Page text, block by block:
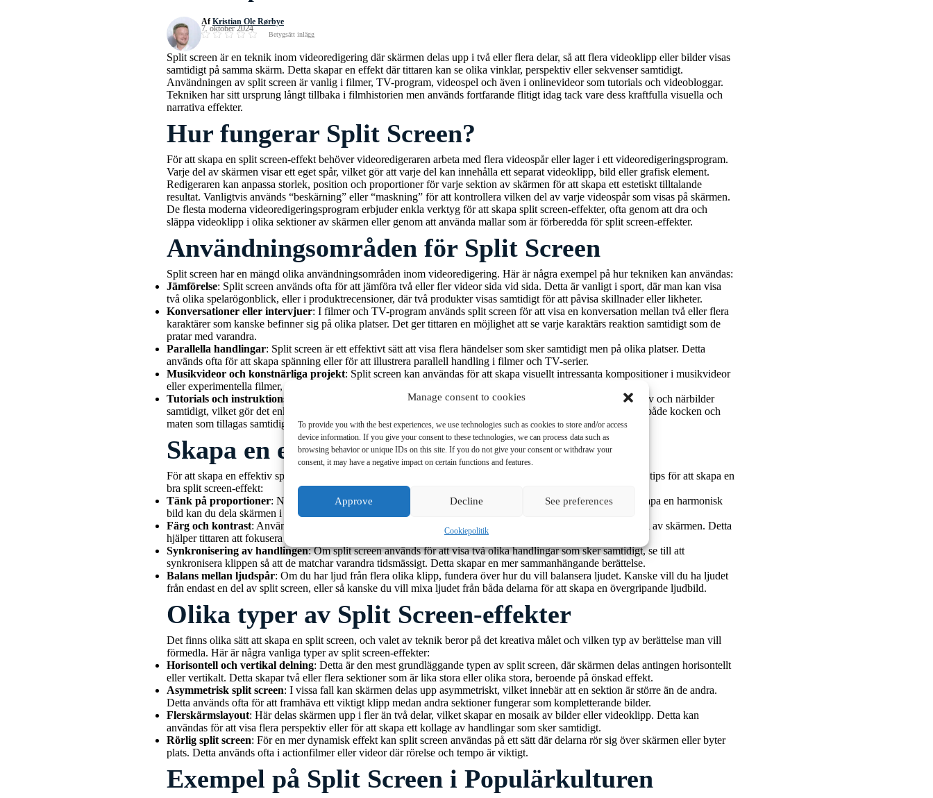
Manage consent to cookies
To provide you with the best experiences, we use technologies such as cookies to store and/or access
device information. If you give your consent to these technologies, we can process data such as
browsing behavior or unique IDs on this site. If you do not give your consent or withdraw your
consent, it may have a negative impact on certain functions and features.
Approve Decline See preferences
Cookiepolitik
AfKristian Ole Rørbye
7. oktober 2024
Betygsätt inlägg
Split screen är en teknik inom videoredigering där skärmen delas upp i två eller flera delar, så att flera videoklipp eller bilder visas
samtidigt på samma skärm. Detta skapar en effekt där tittaren kan se olika vinklar, perspektiv eller sekvenser samtidigt.
Användningen av split screen är vanlig i filmer, TV-program, videospel och även i onlinevideor som tutorials och videobloggar.
Tekniken har sitt ursprung långt tillbaka i filmhistorien men används fortfarande flitigt idag tack vare dess kraftfulla visuella och
narrativa effekter.
Hur fungerar Split Screen?
För att skapa en split screen-effekt behöver videoredigeraren arbeta med flera videospår eller lager i ett videoredigeringsprogram.
Varje del av skärmen visar ett eget spår, vilket gör att varje del kan innehålla ett separat videoklipp, bild eller grafisk element.
Redigeraren kan anpassa storlek, position och proportioner för varje sektion av skärmen för att skapa ett estetiskt tilltalande
resultat. Vanligtvis används “beskärning” eller “maskning” för att kontrollera vilken del av varje videospår som visas på skärmen.
De flesta moderna videoredigeringsprogram erbjuder enkla verktyg för att skapa split screen-effekter, ofta genom att dra och
släppa videoklipp i olika sektioner av skärmen eller genom att använda mallar som är förberedda för split screen-effekter.
Användningsområden för Split Screen
Split screen har en mängd olika användningsområden inom videoredigering. Här är några exempel på hur tekniken kan användas:
Jämförelse: Split screen används ofta för att jämföra två eller fler videor sida vid sida. Detta är vanligt i sport, där man kan visa
två olika spelarögonblick, eller i produktrecensioner, där två produkter visas samtidigt för att påvisa skillnader eller likheter.
Konversationer eller intervjuer: I filmer och TV-program används split screen för att visa en konversation mellan två eller flera
karaktärer som kanske befinner sig på olika platser. Det ger tittaren en möjlighet att se varje karaktärs reaktion samtidigt som de
pratar med varandra.
Parallella handlingar: Split screen är ett effektivt sätt att visa flera händelser som sker samtidigt men på olika platser. Detta
används ofta för att skapa spänning eller för att illustrera parallell handling i filmer och TV-serier.
Musikvideor och konstnärliga projekt: Split screen kan användas för att skapa visuellt intressanta kompositioner i musikvideor
eller experimentella filmer, där flera scener visas samtidigt för att skapa en kreativ eller konstnärlig effekt.
Tutorials och instruktionsvideor
: Många tutorials använder sig av split screen för att visa ett helhetsperspektiv och närbilder
samtidigt, vilket gör det enklare för tittaren att förstå vad som sker. Till exempel kan en matlagningsvideo visa både kocken och
maten som tillagas samtidigt.
Skapa en effektiv Split Screen
För att skapa en effektiv split screen är det viktigt att tänka på balansen och layouten på skärmen. Här är några tips för att skapa en
bra split screen-effekt:
Tänk på proportioner: När du delar upp skärmen, tänk på proportionerna mellan de olika delarna. För att skapa en harmonisk
bild kan du dela skärmen i lika stora sektioner eller anpassa storleken på varje del beroende på vad som visas.
Färg och kontrast: Använd kontrasterande färger eller bakgrunder för att tydligt skilja mellan de olika delarna av skärmen. Detta
hjälper tittaren att fokusera på varje del utan att bli förvirrad.
Synkronisering av handlingen: Om split screen används för att visa två olika handlingar som sker samtidigt, se till att
synkronisera klippen så att de matchar varandra tidsmässigt. Detta skapar en mer sammanhängande berättelse.
Balans mellan ljudspår: Om du har ljud från flera olika klipp, fundera över hur du vill balansera ljudet. Kanske vill du ha ljudet
från endast en del av split screen, eller så kanske du vill mixa ljudet från båda delarna för att skapa en övergripande ljudbild.
Olika typer av Split Screen-effekter
Det finns olika sätt att skapa en split screen, och valet av teknik beror på det kreativa målet och vilken typ av berättelse man vill
förmedla. Här är några vanliga typer av split screen-effekter:
Horisontell och vertikal delning: Detta är den mest grundläggande typen av split screen, där skärmen delas antingen horisontellt
eller vertikalt. Detta skapar två eller flera sektioner som är lika stora eller olika stora, beroende på önskad effekt.
Asymmetrisk split screen: I vissa fall kan skärmen delas upp asymmetriskt, vilket innebär att en sektion är större än de andra.
Detta används ofta för att framhäva ett viktigt klipp medan andra sektioner fungerar som kompletterande bilder.
Flerskärmslayout: Här delas skärmen upp i fler än två delar, vilket skapar en mosaik av bilder eller videoklipp. Detta kan
användas för att visa flera perspektiv eller för att skapa ett kollage av handlingar som sker samtidigt.
Rörlig split screen: För en mer dynamisk effekt kan split screen användas på ett sätt där delarna rör sig över skärmen eller byter
plats. Detta används ofta i actionfilmer eller videor där rörelse och tempo är viktigt.
Exempel på Split Screen i Populärkulturen